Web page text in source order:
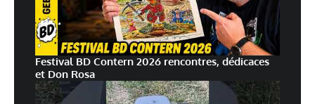
Festival BD Contern 2026 rencontres, dédicaces
et Don Rosa